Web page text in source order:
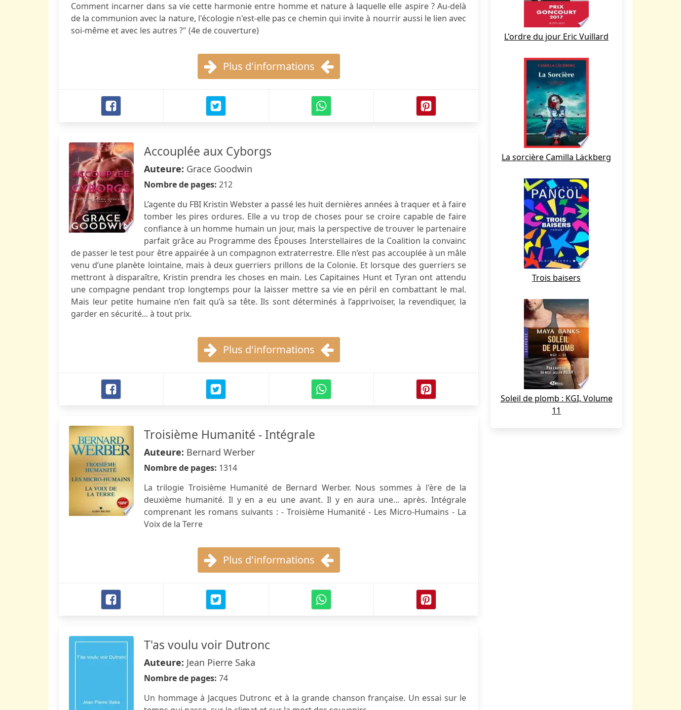
Comment incarner dans sa vie cette harmonie entre homme et nature à laquelle elle aspire ? Au-delà
de la communion avec la nature, l'écologie n'est-elle pas ce chemin qui invite à nourrir aussi le lien avec
soi-même et avec les autres ?" (4e de couverture)
Plus d'informations
Accouplée aux Cyborgs
Auteure: Grace Goodwin
Nombre de pages: 212
L’agente du FBI Kristin Webster a passé les huit dernières années à traquer et à faire
tomber les pires ordures. Elle a vu trop de choses pour se croire capable de faire
confiance à un homme humain un jour, mais la perspective de trouver le partenaire
parfait grâce au Programme des Épouses Interstellaires de la Coalition la convainc
de passer le test pour être appairée à un compagnon extraterrestre. Elle n’est pas accouplée à un mâle
venu d’une planète lointaine, mais à deux guerriers prillons de la Colonie. Et lorsque des guerriers se
mettront à disparaître, Kristin prendra les choses en main. Les Capitaines Hunt et Tyran ont attendu
une compagne pendant trop longtemps pour la laisser mettre sa vie en péril en combattant le mal.
Mais leur petite humaine n’en fait qu’à sa tête. Ils sont déterminés à l’apprivoiser, la revendiquer, la
garder en sécurité... à tout prix.
Plus d'informations
Troisième Humanité - Intégrale
Auteure: Bernard Werber
Nombre de pages: 1314
La trilogie Troisième Humanité de Bernard Werber. Nous sommes à l'ère de la
deuxième humanité. Il y en a eu une avant. Il y en aura une... après. Intégrale
comprenant les romans suivants : - Troisième Humanité - Les Micro-Humains - La
Voix de la Terre
Plus d'informations
T'as voulu voir Dutronc
Auteure: Jean Pierre Saka
Nombre de pages: 74
Un hommage à Jacques Dutronc et à la grande chanson française. Un essai sur le
L'ordre du jour Eric Vuillard
La sorcière Camilla Läckberg
Trois baisers
Soleil de plomb : KGI, Volume
11